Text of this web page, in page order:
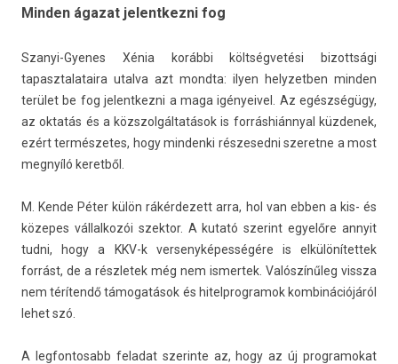
Minden ágazat jelentkezni fog
Szanyi-Gyenes Xénia korábbi költségvetési bi­zottsági
tapasztalataira utal­va azt mondta: ilyen helyzetb­en mind­en
terület be fog jelentkez­ni a maga igényeivel. Az egészségügy,
az oktatás és a közszol­gáltatások is forráshiánnyal küz­denek,
ezért ter­mészetes, hogy min­denki rés­zesed­ni szeret­ne a most
megnyíló keret­ből.
M. Kende Péter külön rákér­dezett arra, hol van ebben a kis- és
közepes vál­lalkozói szek­tor. A kutató szerint egyelőre an­nyit
tudni, hogy a KKV-k ver­senyképes­ségére is el­különítet­tek
forrást, de a részletek még nem is­mertek. Valószínűleg vissza
nem térítendő támogatások és hitelprog­ramok kom­binációjáról
lehet szó.
A leg­fontosabb feladat szerin­te az, hogy az új pro­gramokat